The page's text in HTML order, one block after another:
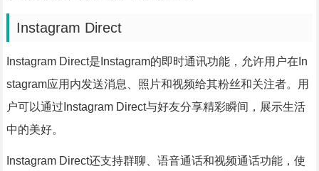
Instagram Direct
Instagram Direct是Instagram的即时通讯功能，允许用户在In
stagram应用内发送消息、照片和视频给其粉丝和关注者。用
户可以通过Instagram Direct与好友分享精彩瞬间，展示生活
中的美好。
Instagram Direct还支持群聊、语音通话和视频通话功能，使